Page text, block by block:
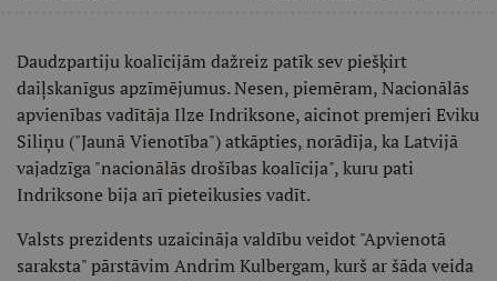
Daudzpartiju koalīcijām dažreiz patīk sev piešķirt
daiļskanīgus apzīmējumus. Nesen, piemēram, Nacionālās
apvienības vadītāja Ilze Indriksone, aicinot premjeri Eviku
Siliņu ("Jaunā Vienotība") atkāpties, norādīja, ka Latvijā
vajadzīga "nacionālās drošības koalīcija", kuru pati
Indriksone bija arī pieteikusies vadīt.
Valsts prezidents uzaicināja valdību veidot "Apvienotā
saraksta" pārstāvim Andrim Kulbergam, kurš ar šāda veida